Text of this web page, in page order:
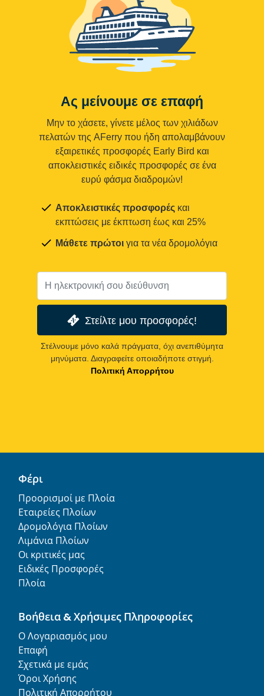
Ας μείνουμε σε επαφή
Μην το χάσετε, γίνετε μέλος των χιλιάδων
πελατών της AFerry που ήδη απολαμβάνουν
εξαιρετικές προσφορές Early Bird και
αποκλειστικές ειδικές προσφορές σε ένα
ευρύ φάσμα διαδρομών!
Αποκλειστικές προσφορές και
εκπτώσεις με έκπτωση έως και 25%
Μάθετε πρώτοι για τα νέα δρομολόγια
Στείλτε μου προσφορές!
Στέλνουμε μόνο καλά πράγματα, όχι ανεπιθύμητα
μηνύματα. Διαγραφείτε οποιαδήποτε στιγμή.
Πολιτική Απορρήτου
Φέρι
Προορισμοί με Πλοία
Εταιρείες Πλοίων
Δρομολόγια Πλοίων
Λιμάνια Πλοίων
Οι κριτικές μας
Ειδικές Προσφορές
Πλοία
Βοήθεια & Χρήσιμες Πληροφορίες
Ο Λογαριασμός μου
Επαφή
Σχετικά με εμάς
Όροι Χρήσης
Πολιτική Απορρήτου